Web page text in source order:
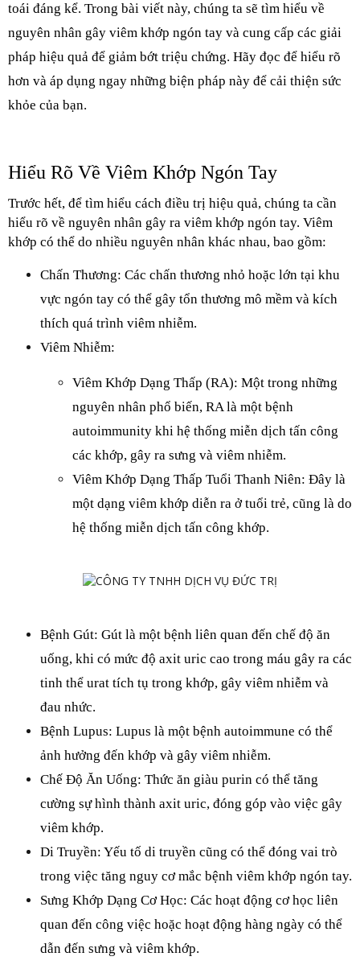
toái đáng kể. Trong bài viết này, chúng ta sẽ tìm hiểu về
nguyên nhân gây viêm khớp ngón tay và cung cấp các giải
pháp hiệu quả để giảm bớt triệu chứng. Hãy đọc để hiểu rõ
hơn và áp dụng ngay những biện pháp này để cải thiện sức
khỏe của bạn.
Hiểu Rõ Về Viêm Khớp Ngón Tay
Trước hết, để tìm hiểu cách điều trị hiệu quả, chúng ta cần
hiểu rõ về nguyên nhân gây ra viêm khớp ngón tay. Viêm
khớp có thể do nhiều nguyên nhân khác nhau, bao gồm:
Chấn Thương: Các chấn thương nhỏ hoặc lớn tại khu
vực ngón tay có thể gây tổn thương mô mềm và kích
thích quá trình viêm nhiễm.
Viêm Nhiễm:
Viêm Khớp Dạng Thấp (RA): Một trong những
nguyên nhân phổ biến, RA là một bệnh
autoimmunity khi hệ thống miễn dịch tấn công
các khớp, gây ra sưng và viêm nhiễm.
Viêm Khớp Dạng Thấp Tuổi Thanh Niên: Đây là
một dạng viêm khớp diễn ra ở tuổi trẻ, cũng là do
hệ thống miễn dịch tấn công khớp.
Bệnh Gút: Gút là một bệnh liên quan đến chế độ ăn
uống, khi có mức độ axit uric cao trong máu gây ra các
tinh thể urat tích tụ trong khớp, gây viêm nhiễm và
đau nhức.
Bệnh Lupus: Lupus là một bệnh autoimmune có thể
ảnh hưởng đến khớp và gây viêm nhiễm.
Chế Độ Ăn Uống: Thức ăn giàu purin có thể tăng
cường sự hình thành axit uric, đóng góp vào việc gây
viêm khớp.
Di Truyền: Yếu tố di truyền cũng có thể đóng vai trò
trong việc tăng nguy cơ mắc bệnh viêm khớp ngón tay.
Sưng Khớp Dạng Cơ Học: Các hoạt động cơ học liên
quan đến công việc hoặc hoạt động hàng ngày có thể
dẫn đến sưng và viêm khớp.